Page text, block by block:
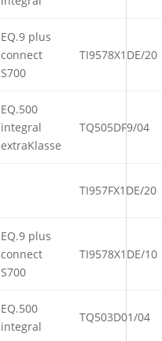
EQ.9 plus
connect
S700
TI9578X1DE/20
EQ.500
integral
extraKlasse
TQ505DF9/04
TI957FX1DE/20
EQ.9 plus
connect
S700
TI9578X1DE/10
EQ.500
integral
TQ503D01/04